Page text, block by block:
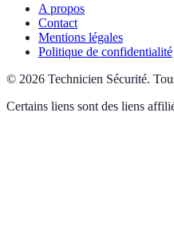
A propos
Contact
Mentions légales
Politique de confidentialité
© 2026 Technicien Sécurité.
Certains liens sont des liens